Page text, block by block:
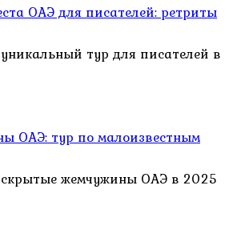
ОАЭ для писателей: ретриты
тур для писателей в
ОАЭ: тур по малоизвестным
скрытые жемчужины ОАЭ в 2025